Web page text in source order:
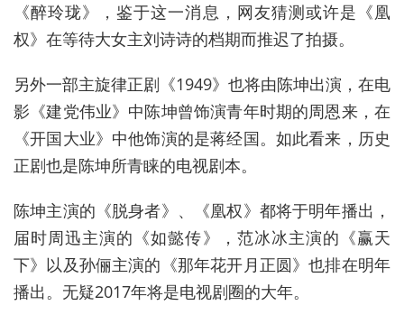
《醉玲珑》，鉴于这一消息，网友猜测或许是《凰
权》在等待大女主刘诗诗的档期而推迟了拍摄。
另外一部主旋律正剧《1949》也将由陈坤出演，在电
影《建党伟业》中陈坤曾饰演青年时期的周恩来，在
《开国大业》中他饰演的是蒋经国。如此看来，历史
正剧也是陈坤所青睐的电视剧本。
陈坤主演的《脱身者》、《凰权》都将于明年播出，
届时周迅主演的《如懿传》，范冰冰主演的《赢天
下》以及孙俪主演的《那年花开月正圆》也排在明年
播出。无疑2017年将是电视剧圈的大年。